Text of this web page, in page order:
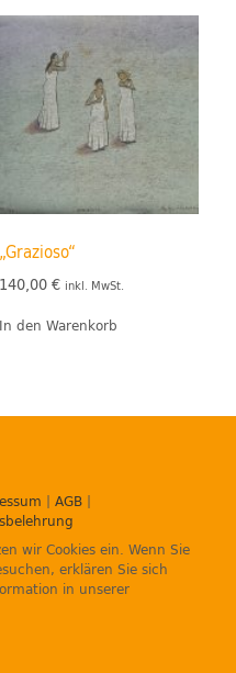
„Grazioso“
140,00 € inkl. MwSt.
In den Warenkorb
|AGB |
wir Cookies ein. Wenn Sie
erklären Sie sich
in unserer